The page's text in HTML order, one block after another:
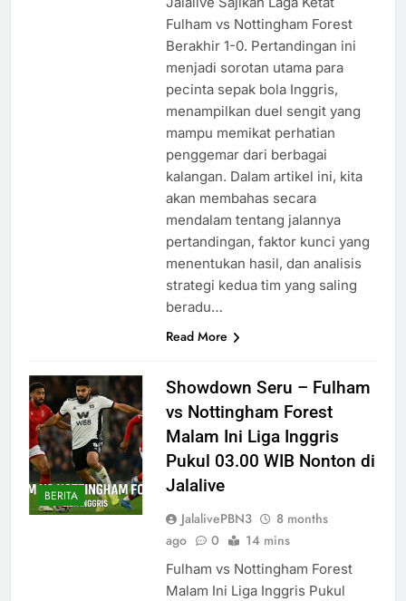
Fulham vs Nottingham Forest
Berakhir 1-0. Pertandingan ini
menjadi sorotan utama para
pecinta sepak bola Inggris,
menampilkan duel sengit yang
mampu memikat perhatian
penggemar dari berbagai
kalangan. Dalam artikel ini, kita
akan membahas secara
mendalam tentang jalannya
pertandingan, faktor kunci yang
menentukan hasil, dan analisis
strategi kedua tim yang saling
beradu…
Read More
BERITA
Showdown Seru – Fulham
vs Nottingham Forest
Malam Ini Liga Inggris
Pukul 03.00 WIB Nonton di
Jalalive
JalalivePBN3
8 months
ago
0 14 mins
Fulham vs Nottingham Forest
Malam Ini Liga Inggris Pukul